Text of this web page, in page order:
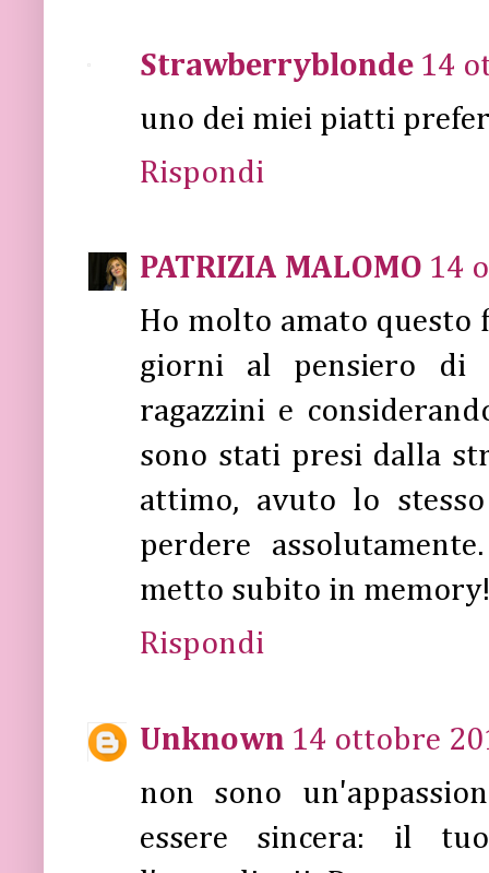
Strawberryblonde 14
uno dei miei piatti
Rispondi
PATRIZIA MALOMO 14
Ho molto amato questo
giorni al pensiero di
ragazzini e
sono stati presi dalla
attimo, avuto lo
perdere
metto subito in
Rispondi
Unknown 14 ottobre
non sono
essere sincera: il